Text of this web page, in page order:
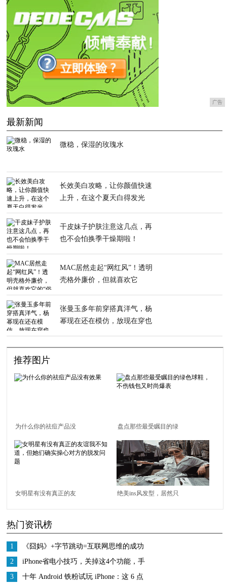
广告
最新新闻
微稳，保湿的玫瑰水
长效美白攻略，让你颜值快速
上升，在这个夏天白得发光
干皮妹子护肤注意这几点，再
也不会怕换季干燥期啦！
MAC居然走起“网红风”！透明
壳格外廉价，但就喜欢它
张曼玉多年前穿搭真洋气，杨
幂现在还在模仿，放现在穿也
推荐图片
为什么你的祛痘产品没
有效果
盘点那些最受瞩目的绿
色球鞋，不伤钱包又时
尚爆表
女明星有没有真正的友
实操心对方的脱发问题
绝美ins风发型，居然只
热门资讯榜
1
《囧妈》+字节跳动=互联网思维的成功
2
iPhone省电小技巧，关掉这4个功能，手
机还能多用3个小时
3
十年 Android 铁粉试玩 iPhone：这 6 点